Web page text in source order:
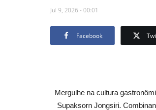
Jul 9, 2026 - 00:01
Facebook
Mergulhe na cultura
Supaksorn Jongsiri.